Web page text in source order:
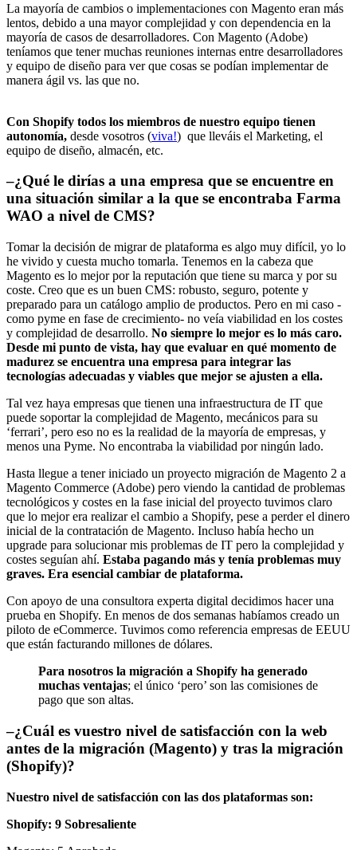
La mayoría de cambios o implementaciones con Magento eran más
lentos, debido a una mayor complejidad y con dependencia en la
mayoría de casos de desarrolladores. Con Magento (Adobe)
teníamos que tener muchas reuniones internas entre desarrolladores
y equipo de diseño para ver que cosas se podían implementar de
manera ágil vs. las que no.
Con Shopify todos los miembros de nuestro equipo tienen
autonomía, desde vosotros (viva!) que lleváis el Marketing, el
equipo de diseño, almacén, etc.
–¿Qué le dirías a una empresa que se encuentre en
una situación similar a la que se encontraba Farma
WAO a nivel de CMS?
Tomar la decisión de migrar de plataforma es algo muy difícil, yo lo
he vivido y cuesta mucho tomarla. Tenemos en la cabeza que
Magento es lo mejor por la reputación que tiene su marca y por su
coste. Creo que es un buen CMS: robusto, seguro, potente y
preparado para un catálogo amplio de productos. Pero en mi caso -
como pyme en fase de crecimiento- no veía viabilidad en los costes
y complejidad de desarrollo. No siempre lo mejor es lo más caro.
Desde mi punto de vista, hay que evaluar en qué momento de
madurez se encuentra una empresa para integrar las
tecnologías adecuadas y viables que mejor se ajusten a ella.
Tal vez haya empresas que tienen una infraestructura de IT que
puede soportar la complejidad de Magento, mecánicos para su
‘ferrari’, pero eso no es la realidad de la mayoría de empresas, y
menos una Pyme. No encontraba la viabilidad por ningún lado.
Hasta llegue a tener iniciado un proyecto migración de Magento 2 a
Magento Commerce (Adobe) pero viendo la cantidad de problemas
tecnológicos y costes en la fase inicial del proyecto tuvimos claro
que lo mejor era realizar el cambio a Shopify, pese a perder el dinero
inicial de la contratación de Magento. Incluso había hecho un
upgrade para solucionar mis problemas de IT pero la complejidad y
costes seguían ahí. Estaba pagando más y tenía problemas muy
graves. Era esencial cambiar de plataforma.
Con apoyo de una consultora experta digital decidimos hacer una
prueba en Shopify. En menos de dos semanas habíamos creado un
piloto de eCommerce. Tuvimos como referencia empresas de EEUU
que están facturando millones de dólares.
Para nosotros la migración a Shopify ha generado
muchas ventajas; el único ‘pero’ son las comisiones de
pago que son altas.
–¿Cuál es vuestro nivel de satisfacción con la web
antes de la migración (Magento) y tras la migración
(Shopify)?
Nuestro nivel de satisfacción con las dos plataformas son:
Shopify: 9 Sobresaliente